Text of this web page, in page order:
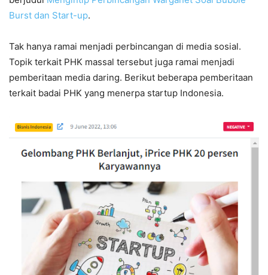
Burst dan Start-up.
Tak hanya ramai menjadi perbincangan di media sosial.
Topik terkait PHK massal tersebut juga ramai menjadi
pemberitaan media daring. Berikut beberapa pemberitaan
terkait badai PHK yang menerpa startup Indonesia.